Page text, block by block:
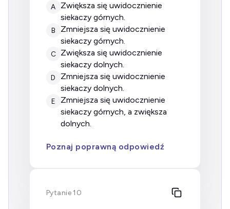
A
zwiększa się uwidocznienie
siekaczy górnych.
B
zmniejsza się uwidocznienie
siekaczy górnych.
C
zwiększa się uwidocznienie
siekaczy dolnych.
D
zmniejsza się uwidocznienie
siekaczy dolnych.
E
zmniejsza się uwidocznienie
siekaczy górnych, a zwiększa
dolnych.
Poznaj poprawną odpowiedź
Pytanie 10